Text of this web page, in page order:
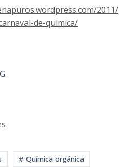
2011/
de-quimica/
# Química orgánica